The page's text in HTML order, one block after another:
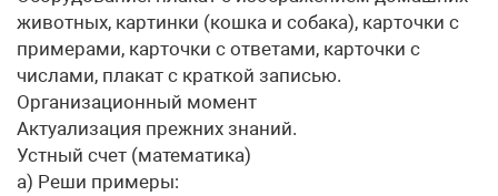
животных, картинки (кошка и собака), карточки с
примерами, карточки с ответами, карточки с
числами, плакат с краткой записью.
Организационный момент
Актуализация прежних знаний.
Устный счет (математика)
а) Реши примеры: